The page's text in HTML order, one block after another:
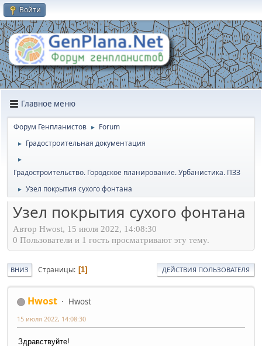
Войти
Главное меню
Форум Генпланистов ► Forum
► Градостроительная документация
►
Градостроительство. Городское планирование. Урбанистика. ПЗЗ
► Узел покрытия сухого фонтана
Узел покрытия сухого фонтана
Автор Hwost, 15 июля 2022, 14:08:30
0 Пользователи и 1 гость просматривают эту тему.
ВНИЗ Страницы 1 ДЕЙСТВИЯ ПОЛЬЗОВАТЕЛЯ
Hwost Hwost
15 июля 2022, 14:08:30
Здравствуйте!